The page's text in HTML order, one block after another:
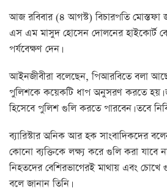
আজ রবিবার (৪ আগস্ট) বিচারপতি মোস্তফা
এস এম মাসুদ হোসেন দোলনের হাইকোর্ট
পর্যবেক্ষণ দেন।
আইনজীবীরা বলেছেন, পিআরবিতে বলা
পুলিশকে কয়েকটি ধাপ অনুসরণ করতে হয়।
হিসেবে পুলিশ গুলি করতে পারবেন। তবে
ব্যারিস্টার অনিক আর হক সাংবাদিকদের
কোনো ব্যক্তিকে লক্ষ্য করে গুলি করা যাবে
নিহতদের বেশিরভাগেরই মাথায় এবং
বলে জানান তিনি।